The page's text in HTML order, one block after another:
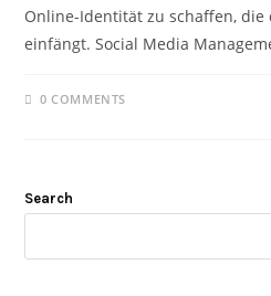
Online-Identität zu schaffen, die
einfängt. Social Media
0 COMMENTS
Search